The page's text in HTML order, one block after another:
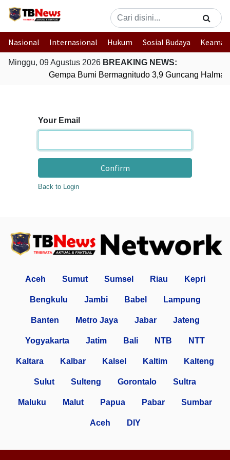
Nasional Internasional Hukum Sosial Budaya
Minggu, 09 Agustus 2026 BREAKING NEWS:
Gempa Bumi Bermagnitudo 3,9 Guncang
Your Email
Confirm
Back to Login
Aceh Sumut Sumsel Riau Kepri
Bengkulu Jambi Babel Lampung
Banten Metro Jaya Jabar Jateng
Yogyakarta Jatim Bali NTB NTT
Kaltara Kalbar Kalsel Kaltim Kalteng
Sulut Sulteng Gorontalo Sultra
Maluku Malut Papua Pabar Sumbar
Aceh DIY